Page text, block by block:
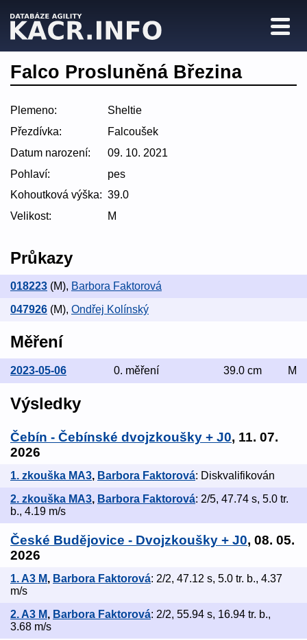
Falco Prosluněná Březina
Plemeno:
Sheltie
Přezdívka:
Falcoušek
Datum narození:
09. 10. 2021
Pohlaví:
pes
Kohoutková výška: 39.0
Velikost:
M
Průkazy
018223 (M), Barbora Faktorová
047926 (M), Ondřej Kolínský
Měření
2023-05-06 0. měření 39.0 cm M
Výsledky
Čebín - Čebínské dvojzkoušky + J0, 11. 07.
2026
1. zkouška MA3, Barbora Faktorová: Diskvalifikován
2. zkouška MA3, Barbora Faktorová: 2/5, 47.74 s, 5.0 tr.
b., 4.19 m/s
České Budějovice - Dvojzkoušky + J0, 08. 05.
2026
1. A3 M, Barbora Faktorová: 2/2, 47.12 s, 5.0 tr. b., 4.37
m/s
2. A3 M, Barbora Faktorová: 2/2, 55.94 s, 16.94 tr. b.,
3.68 m/s